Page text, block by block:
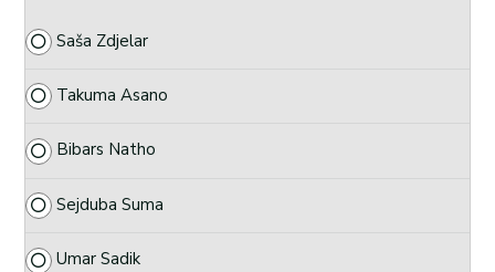
Saša Zdjelar
Takuma Asano
Bibars Natho
Sejduba Suma
Umar Sadik